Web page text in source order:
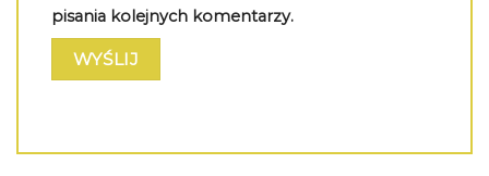
pisania kolejnych komentarzy.